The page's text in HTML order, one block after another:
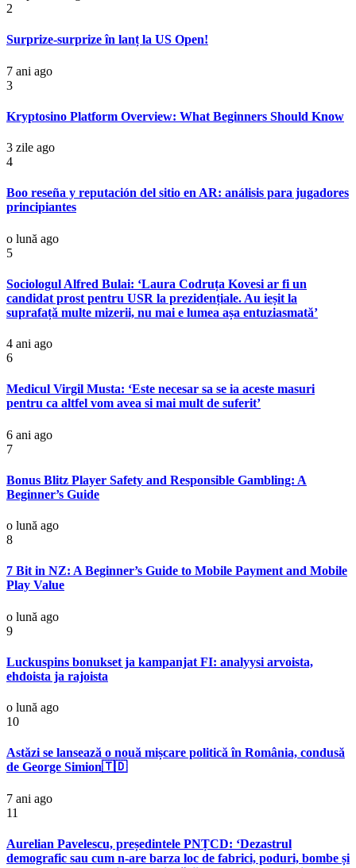
2
Surprize-surprize în lanț la US Open!
7 ani ago
3
Kryptosino Platform Overview: What Beginners Should Know
3 zile ago
4
Boo reseña y reputación del sitio en AR: análisis para jugadores
principiantes
o lună ago
5
Sociologul Alfred Bulai: ‘Laura Codruța Kovesi ar fi un
candidat prost pentru USR la prezidențiale. Au ieșit la
suprafață multe mizerii, nu mai e lumea așa entuziasmată’
4 ani ago
6
Medicul Virgil Musta: ‘Este necesar sa se ia aceste masuri
pentru ca altfel vom avea si mai mult de suferit’
6 ani ago
7
Bonus Blitz Player Safety and Responsible Gambling: A
Beginner’s Guide
o lună ago
8
7 Bit in NZ: A Beginner’s Guide to Mobile Payment and Mobile
Play Value
o lună ago
9
Luckuspins bonukset ja kampanjat FI: analyysi arvoista,
ehdoista ja rajoista
o lună ago
10
Astăzi se lansează o nouă mișcare politică în România, condusă
de George Simion🇹🇩
7 ani ago
11
Aurelian Pavelescu, președintele PNȚCD: ‘Dezastrul
demografic sau cum n-are barza loc de fabrici, poduri, bombe și